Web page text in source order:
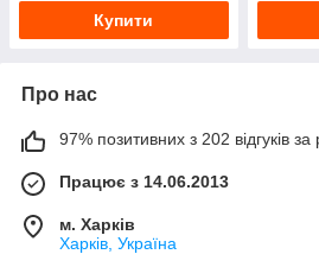
Купити
Про нас
97% позитивних з 202 відгуків за
Працює з 14.06.2013
м. Харків
Харків, Україна